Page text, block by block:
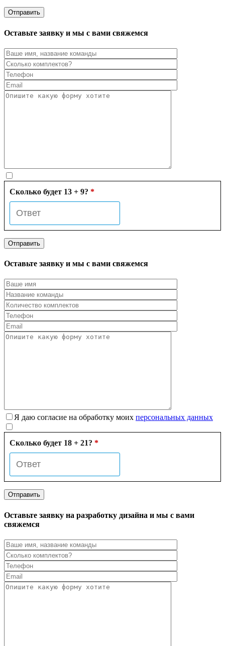
Оставьте заявку и мы с вами свяжемся
Сколько будет 13 + 9? *
Оставьте заявку и мы с вами свяжемся
Я даю согласие на обработку моих персональных данных
Сколько будет 18 + 21? *
Оставьте заявку на разработку дизайна и мы с вами
свяжемся